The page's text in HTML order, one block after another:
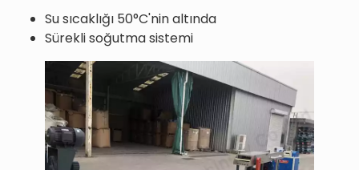
Su sıcaklığı 50°C'nin altında
Sürekli soğutma sistemi